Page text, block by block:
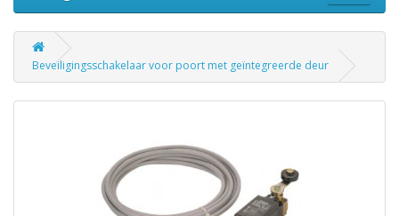
Beveiligingsschakelaar voor poort met geïntegreerde deur